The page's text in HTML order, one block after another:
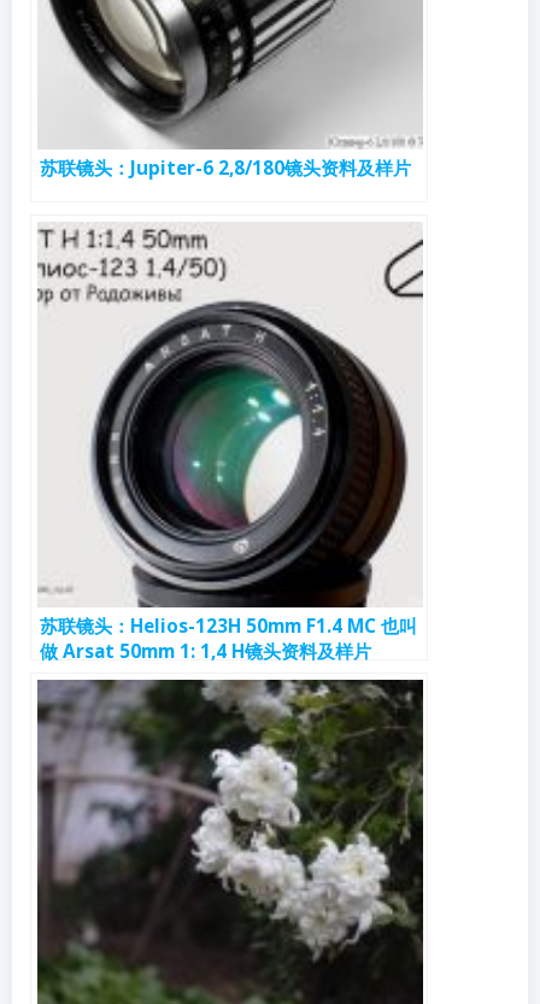
苏联镜头：Jupiter-6 2,8/180镜头资料及样片
苏联镜头：Helios-123Н 50mm F1.4 МС 也叫
做 Arsat 50mm 1: 1,4 H镜头资料及样片